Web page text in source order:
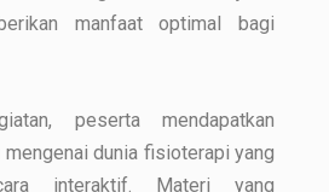
manfaat optimal bagi
peserta mendapatkan
dunia fisioterapi yang
interaktif. Materi yang